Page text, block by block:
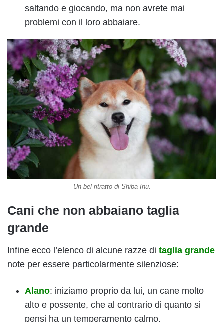
saltando e giocando, ma non avrete mai
problemi con il loro abbaiare.
Un bel ritratto di Shiba Inu.
Cani che non abbaiano taglia
grande
Infine ecco l’elenco di alcune razze di taglia grande
note per essere particolarmente silenziose:
Alano: iniziamo proprio da lui, un cane molto
alto e possente, che al contrario di quanto si
pensi ha un temperamento calmo.